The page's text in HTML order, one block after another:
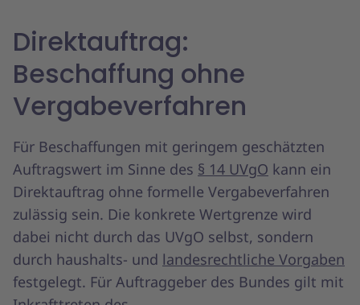
Direktauftrag:
Beschaffung ohne
Vergabeverfahren
Für Beschaffungen mit geringem geschätzten
Auftragswert im Sinne des § 14 UVgO kann ein
Direktauftrag ohne formelle Vergabeverfahren
zulässig sein. Die konkrete Wertgrenze wird
dabei nicht durch das UVgO selbst, sondern
durch haushalts- und landesrechtliche Vorgaben
festgelegt. Für Auftraggeber des Bundes gilt mit